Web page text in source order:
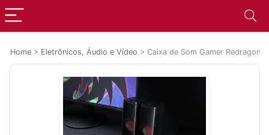
Home > Eletrônicos, Áudio e Vídeo > Caixa de Som Gamer Redragon